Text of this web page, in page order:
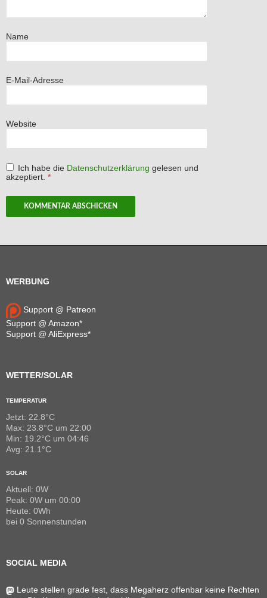
Name
E-Mail-Adresse
Website
Ich habe die Datenschutzerklärung gelesen und
akzeptiert. *
WERBUNG
Support @ Patreon
Support @ Amazon*
Support @ AliExpress*
WETTER/SOLAR
TEMPERATUR
Jetzt: 22.8°C
Max: 23.8°C um 22:00
Min: 19.2°C um 04:46
Avg: 21.1°C
SOLAR
Aktuell: 0W
Peak: 0W um 00:00
Heute: 0Wh
bei 0 Sonnenstunden
SOCIAL MEDIA
Leute stellen grade fest, dass Megaherz offenbar keine Rechten